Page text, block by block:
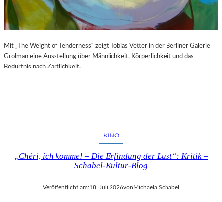
Mit „The Weight of Tenderness“ zeigt Tobias Vetter in der Berliner Galerie
Grolman eine Ausstellung über Männlichkeit, Körperlichkeit und das
Bedürfnis nach Zärtlichkeit.
KINO
„Chéri, ich komme! – Die Erfindung der Lust“: Kritik –
Schabel-Kultur-Blog
Veröffentlicht am:18. Juli 2026vonMichaela Schabel